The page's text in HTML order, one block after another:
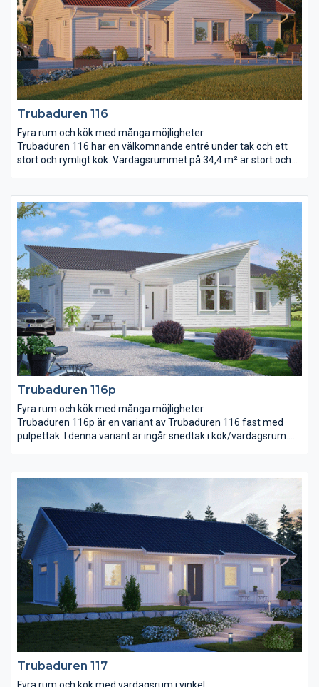
Trubaduren 116
Fyra rum och kök med många möjligheter
Trubaduren 116 har en välkomnande entré under tak och ett
stort och rymligt kök. Vardagsrummet på 34,4 m² är stort och
exempel placera en utgång till trädgården här, flytta
klädkammardörren hit eller kanske wc-dörren? Rummet för
klädvård ligger nära entré och kök, bra för er som gillar att göra
flera saker samtidigt!
Trubaduren 116p
Fyra rum och kök med många möjligheter
Trubaduren 116p är en variant av Trubaduren 116 fast med
pulpettak. I denna variant är ingår snedtak i kök/vardagsrum.
ljust med högt snedtak. Det stora sovrummet anpassar ni efter
era egna önskemål. Ni kan till exempel placera en utgång till
trädgården här, flytta klädkammardörren hit eller kanske wc-
dörren? Rummet för klädvård ligger nära entré och kök, bra för
er som gillar att göra flera saker samtidigt!
Trubaduren 117
Fyra rum och kök med vardagsrum i vinkel